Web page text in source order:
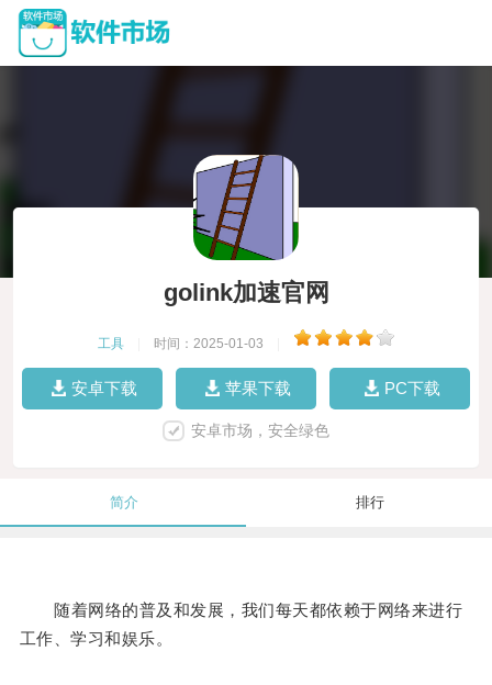
golink加速官网
工具 时间：2025-01-03
安卓下载 苹果下载 PC下载
安卓市场，安全绿色
简介 排行
随着网络的普及和发展，我们每天都依赖于网络来进行
工作、学习和娱乐。